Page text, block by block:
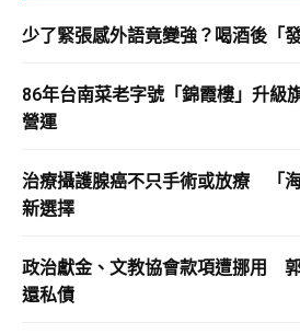
少了緊張感外語竟變強？喝酒後「
86年台南菜老字號「錦霞樓」升
營運
治療攝護腺癌不只手術或放療 「
新選擇
政治獻金、文教協會款項遭挪用
還私債